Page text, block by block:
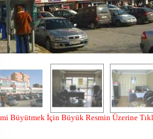
Büyütmek İçin Büyük Resmin Üzerine